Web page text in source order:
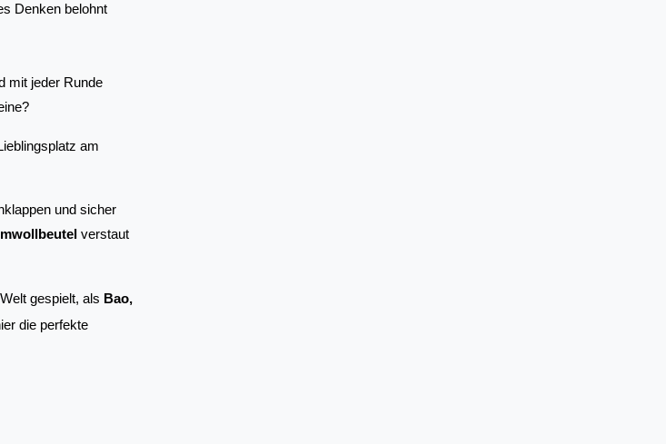
Denken belohnt
mit jeder Runde
am
und sicher
verstaut
gespielt, als Bao,
die perfekte